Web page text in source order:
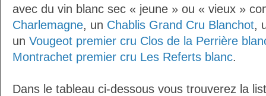
avec du vin blanc sec « jeune » ou « vieux »
Charlemagne, un Chablis Grand Cru Blanchot,
un Vougeot premier cru Clos de la Perrière
Montrachet premier cru Les Referts blanc.
Dans le tableau ci-dessous vous trouverez la